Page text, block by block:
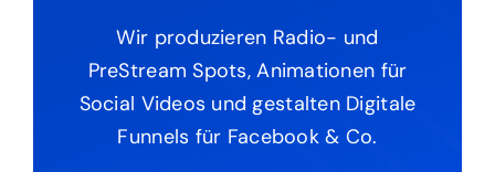
Wir produzieren Radio- und
PreStream Spots, Animationen für
Social Videos und gestalten Digitale
Funnels für Facebook & Co.